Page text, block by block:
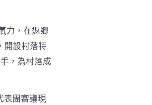
力，在返鄉
開設村落特
，為村落成
表團審議現